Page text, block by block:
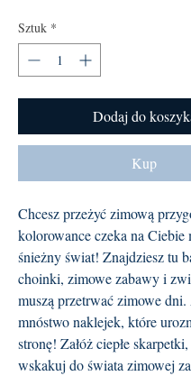
Sztuk *
Dodaj do
Kup
Chcesz przeżyć zimową
kolorowance czeka na Ciebie
śnieżny świat! Znajdziesz tu
choinki, zimowe zabawy i
muszą przetrwać zimowe
mnóstwo naklejek, które
stronę! Załóż ciepłe
wskakuj do świata zimowej